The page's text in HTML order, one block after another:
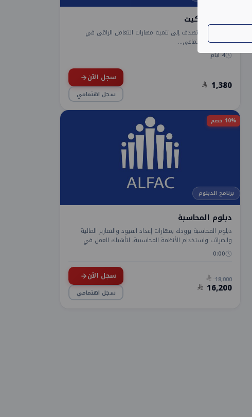
دورة الإتيكيت
دورة تدريبية تهدف إلى تنمية مهارات التعامل الراقي في
المواقف الاجتماعي...
4 أيام
1,380
سجل الآن
سجل اهتمامي
10% خصم
برنامج الدبلوم
دبلوم المحاسبة
دبلوم المحاسبة يزودك بمهارات إعداد القيود والتقارير المالية
والضرائب واستخدام الأنظمة المحاسبية، لتأهيلك للعمل في
مختلف القطاعات.
0:00
18,000
16,200
سجل الآن
سجل اهتمامي